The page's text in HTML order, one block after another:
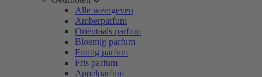
Alle weergeven
Amberparfum
Oriëntaals parfum
Bloemig parfum
Fruitig parfum
Fris parfum
Appelparfum